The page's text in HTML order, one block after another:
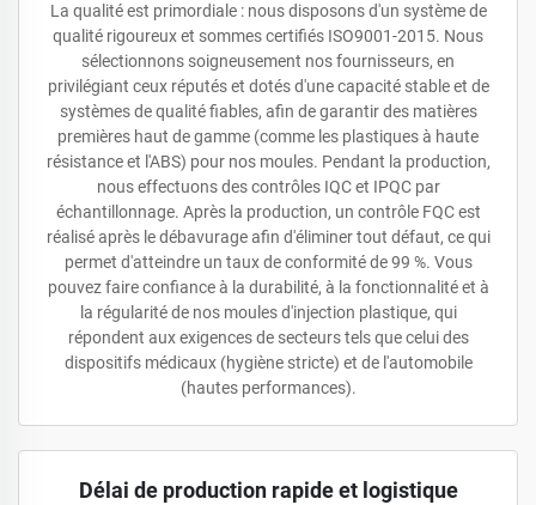
La qualité est primordiale : nous disposons d'un système de
qualité rigoureux et sommes certifiés ISO9001-2015. Nous
sélectionnons soigneusement nos fournisseurs, en
privilégiant ceux réputés et dotés d'une capacité stable et de
systèmes de qualité fiables, afin de garantir des matières
premières haut de gamme (comme les plastiques à haute
résistance et l'ABS) pour nos moules. Pendant la production,
nous effectuons des contrôles IQC et IPQC par
échantillonnage. Après la production, un contrôle FQC est
réalisé après le débavurage afin d'éliminer tout défaut, ce qui
permet d'atteindre un taux de conformité de 99 %. Vous
pouvez faire confiance à la durabilité, à la fonctionnalité et à
la régularité de nos moules d'injection plastique, qui
répondent aux exigences de secteurs tels que celui des
dispositifs médicaux (hygiène stricte) et de l'automobile
(hautes performances).
Délai de production rapide et logistique